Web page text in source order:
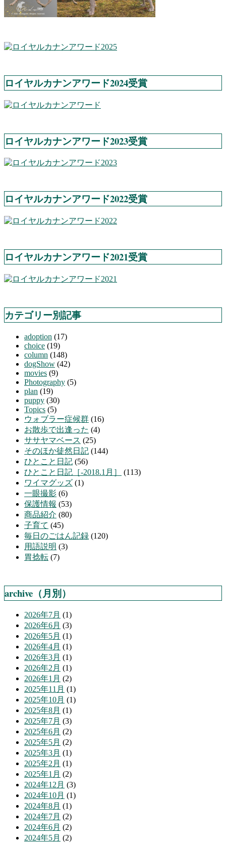
ロイヤルカナンアワード2024受賞
ロイヤルカナンアワード2023受賞
ロイヤルカナンアワード2022受賞
ロイヤルカナンアワード2021受賞
カテゴリー別記事
adoption (17)
choice (19)
column (148)
dogShow (42)
movies (9)
Photography (5)
plan (19)
puppy (30)
Topics (5)
ウォブラー症候群 (16)
お散歩で出逢った (4)
ササヤマベース (25)
そのほか徒然日記 (144)
ひとこと日記 (56)
ひとこと日記［-2018.1月］
(113)
ワイマグッズ (1)
一眼撮影 (6)
保護情報 (53)
商品紹介 (80)
子育て (45)
毎日のごはん記録 (120)
用語説明 (3)
胃捻転 (7)
archive（月別）
2026年7月 (1)
2026年6月 (3)
2026年5月 (1)
2026年4月 (1)
2026年3月 (1)
2026年2月 (1)
2026年1月 (2)
2025年11月 (1)
2025年10月 (1)
2025年8月 (1)
2025年7月 (3)
2025年6月 (2)
2025年5月 (2)
2025年3月 (1)
2025年2月 (1)
2025年1月 (2)
2024年12月 (3)
2024年10月 (1)
2024年8月 (1)
2024年7月 (2)
2024年6月 (2)
2024年5月 (2)